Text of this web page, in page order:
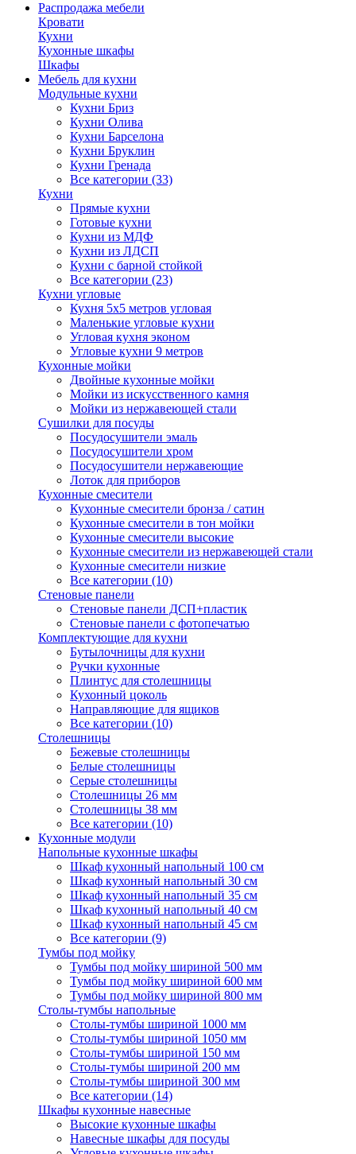
Распродажа мебели
Кровати
Кухни
Кухонные шкафы
Шкафы
Мебель для кухни
Модульные кухни
Кухни Бриз
Кухни Олива
Кухни Барселона
Кухни Бруклин
Кухни Гренада
Все категории (33)
Кухни
Прямые кухни
Готовые кухни
Кухни из МДФ
Кухни из ЛДСП
Кухни с барной стойкой
Все категории (23)
Кухни угловые
Кухня 5х5 метров угловая
Маленькие угловые кухни
Угловая кухня эконом
Угловые кухни 9 метров
Кухонные мойки
Двойные кухонные мойки
Мойки из искусственного камня
Мойки из нержавеющей стали
Сушилки для посуды
Посудосушители эмаль
Посудосушители хром
Посудосушители нержавеющие
Лоток для приборов
Кухонные смесители
Кухонные смесители бронза / сатин
Кухонные смесители в тон мойки
Кухонные смесители высокие
Кухонные смесители из нержавеющей стали
Кухонные смесители низкие
Все категории (10)
Стеновые панели
Стеновые панели ДСП+пластик
Стеновые панели с фотопечатью
Комплектующие для кухни
Бутылочницы для кухни
Ручки кухонные
Плинтус для столешницы
Кухонный цоколь
Направляющие для ящиков
Все категории (10)
Столешницы
Бежевые столешницы
Белые столешницы
Серые столешницы
Столешницы 26 мм
Столешницы 38 мм
Все категории (10)
Кухонные модули
Напольные кухонные шкафы
Шкаф кухонный напольный 100 см
Шкаф кухонный напольный 30 см
Шкаф кухонный напольный 35 см
Шкаф кухонный напольный 40 см
Шкаф кухонный напольный 45 см
Все категории (9)
Тумбы под мойку
Тумбы под мойку шириной 500 мм
Тумбы под мойку шириной 600 мм
Тумбы под мойку шириной 800 мм
Столы-тумбы напольные
Столы-тумбы шириной 1000 мм
Столы-тумбы шириной 1050 мм
Столы-тумбы шириной 150 мм
Столы-тумбы шириной 200 мм
Столы-тумбы шириной 300 мм
Все категории (14)
Шкафы кухонные навесные
Высокие кухонные шкафы
Навесные шкафы для посуды